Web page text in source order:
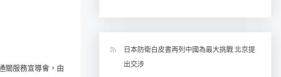
關服務宣導會，由
日本防衛白皮書再列中國為最大挑戰 北京提
出交涉